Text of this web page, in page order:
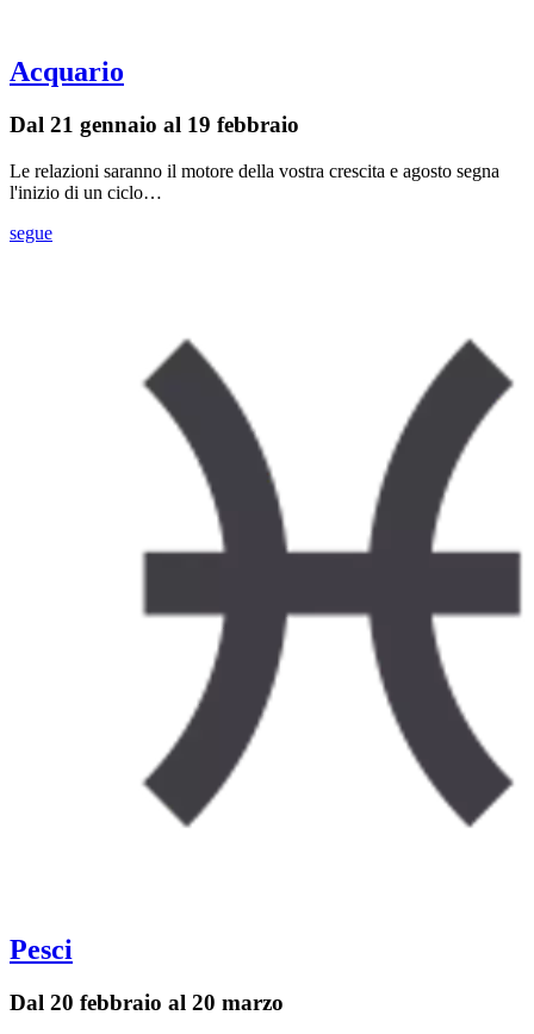
Acquario
Dal 21 gennaio al 19 febbraio
Le relazioni saranno il motore della vostra crescita e agosto segna
l'inizio di un ciclo…
segue
Pesci
Dal 20 febbraio al 20 marzo